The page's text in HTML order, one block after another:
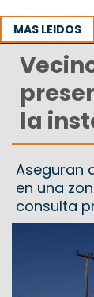
MAS LEIDOS
Odarda
la
Aseguran
en una
consulta